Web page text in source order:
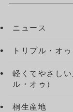
ニュース
トリプル・オ
軽くてやさし
ル・オゥ）
桐生産地